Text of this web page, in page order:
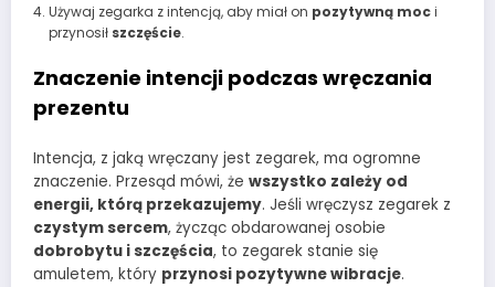
Używaj zegarka z intencją, aby miał on pozytywną moci
przynosił szczęście.
Znaczenie intencji podczas wręczania
prezentu
Intencja, z jaką wręczany jest zegarek, ma ogromne
znaczenie. Przesąd mówi, że wszystko zależy od
energii, którą przekazujemy. Jeśli wręczysz zegarek z
czystym sercem, życząc obdarowanej osobie
dobrobytu i szczęścia, to zegarek stanie się
amuletem, który przynosi pozytywne wibracje.